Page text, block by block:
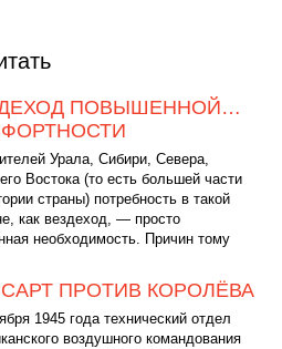
ПОВЫШЕННОЙ…
Урала, Сибири, Севера,
Востока (то есть большей части
страны) потребность в такой
как вездеход, — просто
необходимость. Причин тому
ПРОТИВ КОРОЛЁВА
1945 года технический отдел
воздушного командования